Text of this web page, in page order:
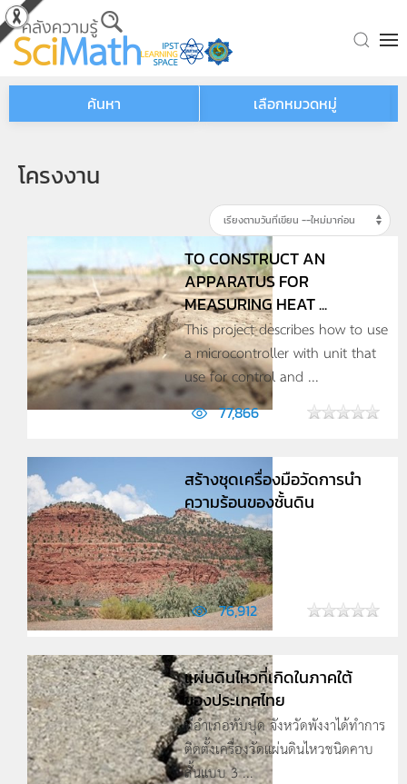
Skip to main content
ค้นหา เลือกหมวดหมู่
โครงงาน
TO CONSTRUCT AN
APPARATUS FOR
MEASURING HEAT ...
This project describes how to use
a microcontroller with unit that
use for control and ...
77,866
สร้างชุดเครื่องมือวัดการนำ
ความร้อนของชั้นดิน
...
76,912
แผ่นดินไหวที่เกิดในภาคใต้
ของประเทศไทย
ที่อำเภอทับปุด จังหวัดพังงาได้ทำการ
ติดตั้งเครื่องวัดแผ่นดินไหวชนิดคาบ
สั้นแบบ 3 ...